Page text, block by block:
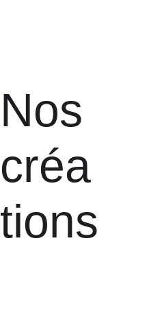
Nos
créa
tions